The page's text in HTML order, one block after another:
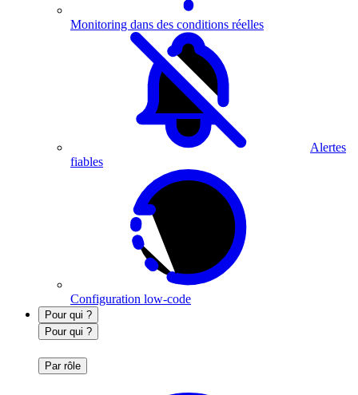
Monitoring dans des conditions réelles
Alertes
fiables
Configuration low-code
Pour qui ?
Pour qui ?
Par rôle